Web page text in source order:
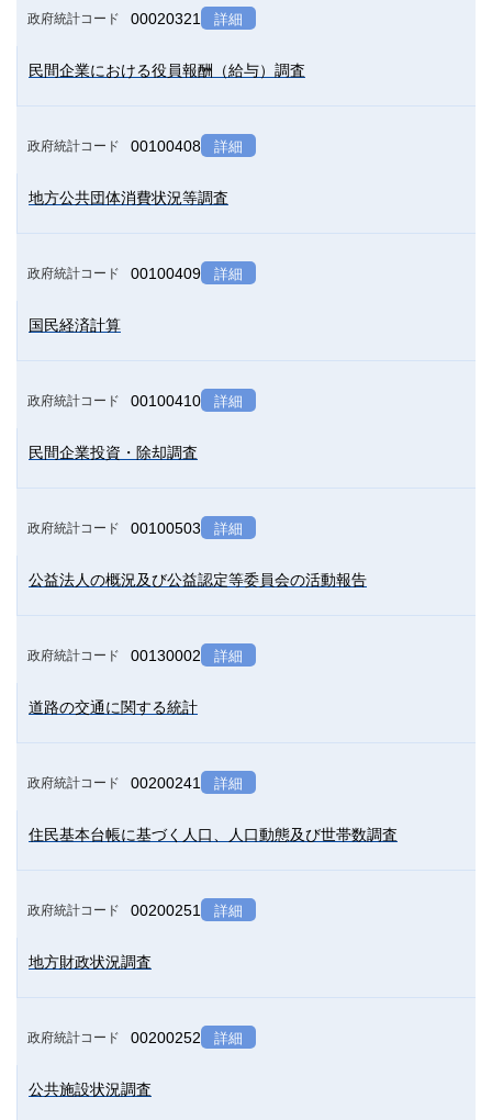
政府統計コード 00020321 詳細
民間企業における役員報酬（給与）調査
政府統計コード 00100408 詳細
地方公共団体消費状況等調査
政府統計コード 00100409 詳細
国民経済計算
政府統計コード 00100410 詳細
民間企業投資・除却調査
政府統計コード 00100503 詳細
公益法人の概況及び公益認定等委員会の活動報告
政府統計コード 00130002 詳細
道路の交通に関する統計
政府統計コード 00200241 詳細
住民基本台帳に基づく人口、人口動態及び世帯数調査
政府統計コード 00200251 詳細
地方財政状況調査
政府統計コード 00200252 詳細
公共施設状況調査